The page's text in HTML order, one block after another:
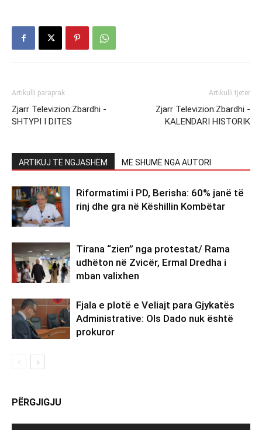
Artikulli paraprak
Zjarr Televizion:Zbardhi -
SHTYPI I DITES
Artikulli tjetër
Zjarr Televizion:Zbardhi -
KALENDARI HISTORIK
ARTIKUJ TË NGJASHËM MË SHUMË NGA AUTORI
Riformatimi i PD, Berisha: 60% janë të
rinj dhe gra në Këshillin Kombëtar
Tirana “zien” nga protestat/ Rama
udhëton në Zvicër, Ermal Dredha i
mban valixhen
Fjala e plotë e Veliajt para Gjykatës
Administrative: Ols Dado nuk është
prokuror
PËRGJIGJU